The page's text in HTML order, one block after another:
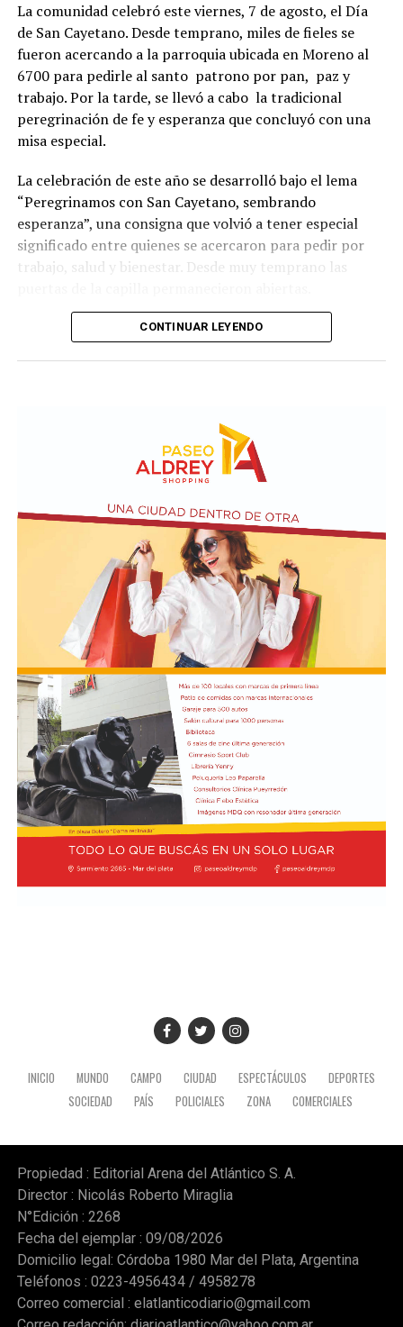
La comunidad celebró este viernes, 7 de agosto, el Día
de San Cayetano. Desde temprano, miles de fieles se
fueron acercando a la parroquia ubicada en Moreno al
6700 para pedirle al santo patrono por pan, paz y
trabajo. Por la tarde, se llevó a cabo la tradicional
peregrinación de fe y esperanza que concluyó con una
misa especial.
La celebración de este año se desarrolló bajo el lema
“Peregrinamos con San Cayetano, sembrando
esperanza”, una consigna que volvió a tener especial
significado entre quienes se acercaron para pedir por
trabajo, salud y bienestar. Desde muy temprano las
La imagen del santo salió del santuario de Moreno al
En paralelo, distintos gremios y organizaciones sociales
se sumaron bajo las consignas de paz, pan, tierra, techo
desocupados.
CONTINUAR LEYENDO
INICIO MUNDO CAMPO CIUDAD ESPECTÁCULOS
DEPORTES
SOCIEDAD
PAÍS POLICIALES ZONA COMERCIALES
Propiedad : Editorial Arena del Atlántico S. A.
Director : Nicolás Roberto Miraglia
N°Edición : 2268
Fecha del ejemplar : 09/08/2026
Domicilio legal: Córdoba 1980 Mar del Plata, Argentina
Teléfonos : 0223-4956434 / 4958278
Correo comercial : elatlanticodiario@gmail.com